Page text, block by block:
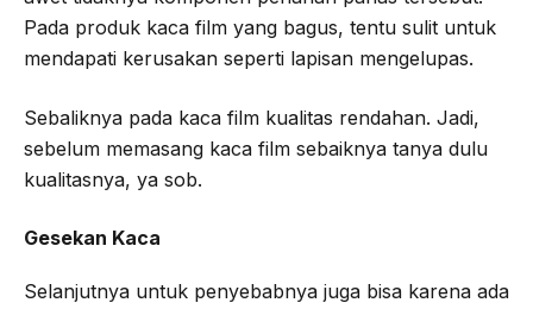
Pada produk kaca film yang bagus, tentu sulit untuk
mendapati kerusakan seperti lapisan mengelupas.
Sebaliknya pada kaca film kualitas rendahan. Jadi,
sebelum memasang kaca film sebaiknya tanya dulu
kualitasnya, ya sob.
Gesekan Kaca
Selanjutnya untuk penyebabnya juga bisa karena ada